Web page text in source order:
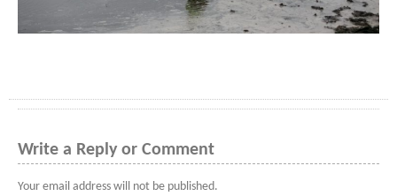
Write a Reply or Comment
Your email address will not be published.